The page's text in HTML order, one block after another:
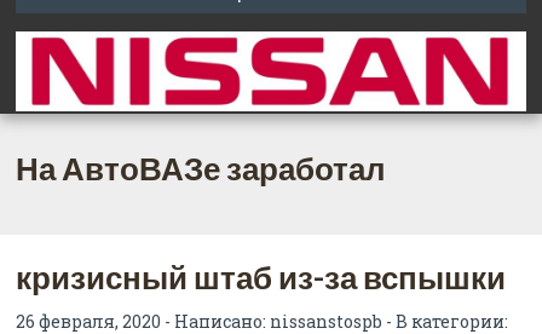
На АвтоВАЗе заработал
кризисный штаб из-за вспышки
26 февраля, 2020 - Написано: nissanstospb - В категории: